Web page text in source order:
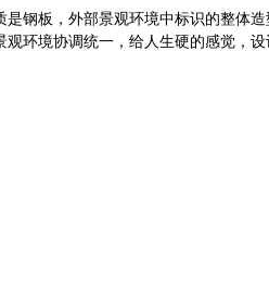
是钢板，外部景观环境中标识的整体
环境协调统一，给人生硬的感觉，